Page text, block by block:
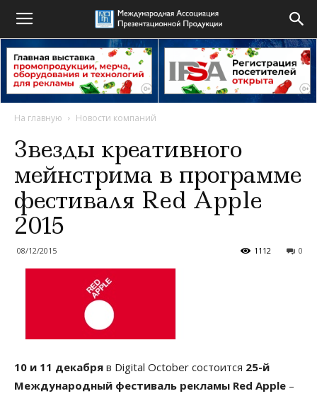
На главную Новости компаний
Звезды креативного
мейнстрима в программе
фестиваля Red Apple
2015
08/12/2015 0
1112
10 и 11 декабря в Digital October состоится 25-й
Международный фестиваль рекламы Red Apple –